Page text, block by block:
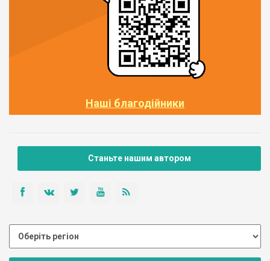
Наші благодійники
Станьте нашим автором